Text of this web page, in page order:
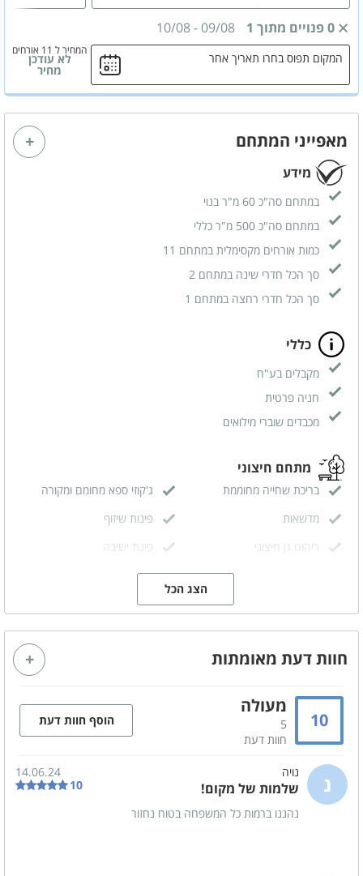
המחיר ל 11 אורחים
0 פנויים מתוך 1 09/08
-
10/08
לא עודכן
מחיר
המקום תפוס בחרו תאריך אחר
מאפייני המתחם
מידע
במתחם סה"כ 60 מ"ר בנוי
במתחם סה"כ 500 מ"ר כללי
כמות אורחים מקסימלית במתחם 11
סך הכל חדרי שינה במתחם 2
סך הכל חדרי רחצה במתחם 1
כללי
מקבלים בע"ח
חניה פרטית
מכבדים שוברי מילואים
מתחם חיצוני
בריכת שחייה מחוממת
ג'קוזי ספא מחומם ומקורה
מדשאות
פינות שיזוף
ריהוט גן חיצוני
פינת ישיבה
מתחם פנימי
מטבח מאובזר - מקרר,
מיקרוגל, תנור, כיריים
לכבלים
אינטרנט אלחוטי (WIFI)
מערכת ישיבה
מפרט הצימר
מיטה זוגית
הצג הכל
חוות דעת מאומתות
10
מעולה
5
חוות דעת
הוסף חוות דעת
נ נויה
שלמות של מקום!
14.06.24
10
נהננו ברמות כל המשפחה בטוח נחזור